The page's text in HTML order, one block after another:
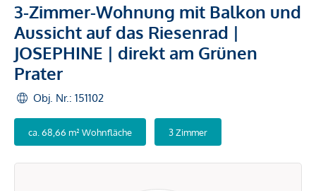
3-Zimmer-Wohnung mit Balkon und
Aussicht auf das Riesenrad |
JOSEPHINE | direkt am Grünen
Prater
Obj. Nr.: 151102
ca. 68,66 m² Wohnfläche 3 Zimmer